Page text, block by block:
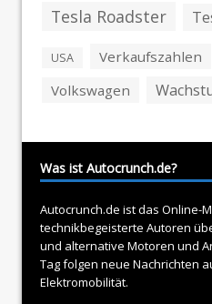
Tesla Roadster
USA Verkaufszahlen
Volkswagen
Was ist Autocrunch.de?
Autocrunch.de ist das Online-
technikbegeisterte Autoren
und alternative Motoren und
Tag folgen neue Nachrichten
Elektromobilität.